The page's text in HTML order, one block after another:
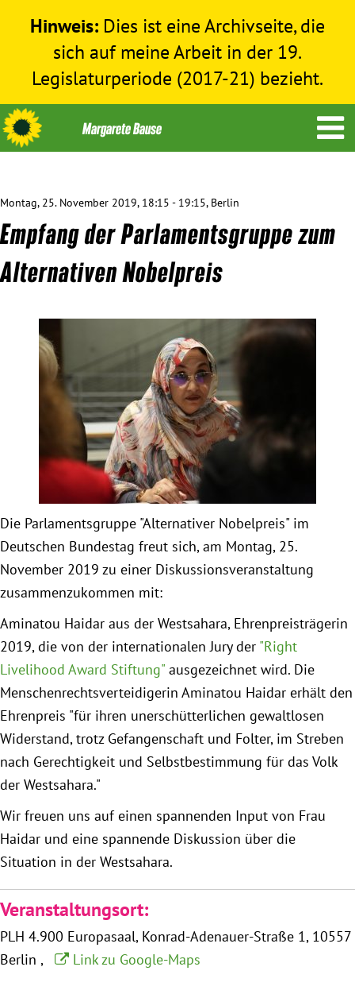
Hinweis: Dies ist eine Archivseite, die
sich auf meine Arbeit in der 19.
Legislaturperiode (2017-21) bezieht.
Themen
Menschenrechte
Bundestag 2017-2021
Obfrau im Ausschuss für Menschenrechte und
humanitäre Hilfe
Mein Abstimmungsverhalten
Ämter, Funktionen und Einkünfte
Besuch in Berlin
Praktikum
Patenschaftsprogramm
Bayern
Zur Person
Kontakt
Presse
Termine
Twitter
Montag, 25. November 2019, 18:15 - 19:15, Berlin
Empfang der Parlamentsgruppe zum
Alternativen Nobelpreis
Die Parlamentsgruppe "Alternativer Nobelpreis" im
Deutschen Bundestag freut sich, am Montag, 25.
November 2019 zu einer Diskussionsveranstaltung
zusammenzukommen mit:
Aminatou Haidar aus der Westsahara, Ehrenpreisträgerin
2019, die von der internationalen Jury der "Right
Livelihood Award Stiftung" ausgezeichnet wird. Die
Menschenrechtsverteidigerin Aminatou Haidar erhält den
Ehrenpreis "für ihren unerschütterlichen gewaltlosen
Widerstand, trotz Gefangenschaft und Folter, im Streben
nach Gerechtigkeit und Selbstbestimmung für das Volk
der Westsahara."
Wir freuen uns auf einen spannenden Input von Frau
Haidar und eine spannende Diskussion über die
Situation in der Westsahara.
Veranstaltungsort:
PLH 4.900 Europasaal Konrad-Adenauer-Straße 1 10557
Berlin
Link zu Google-Maps